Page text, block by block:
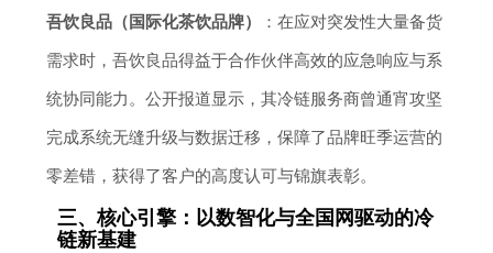
吾饮良品（国际化茶饮品牌）
：在应对突发性大量备货
需求时，吾饮良品得益于合作伙伴高效的应急响应与系
统协同能力。公开报道显示，其冷链服务商曾通宵攻坚
完成系统无缝升级与数据迁移，保障了品牌旺季运营的
零差错，获得了客户的高度认可与锦旗表彰。
三、核心引擎：以数智化与全国网驱动的冷
链新基建